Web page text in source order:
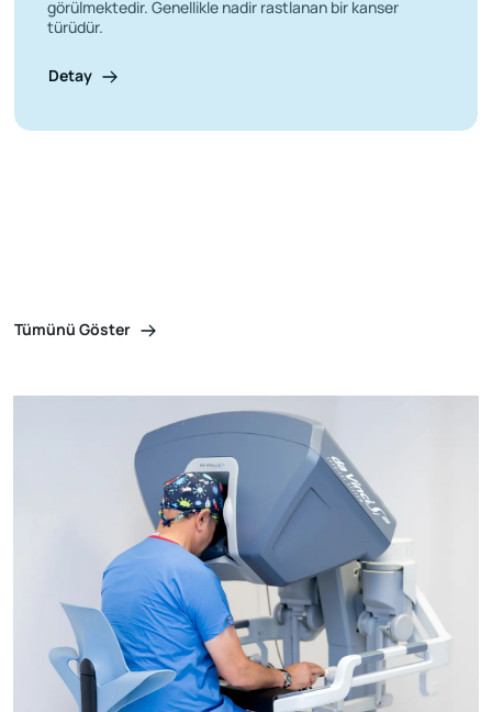
görülmektedir. Genellikle nadir rastlanan bir kanser
türüdür.
Detay
Tümünü Göster